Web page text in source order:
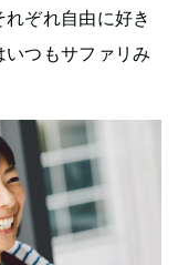
ぞれ自由に好き
つもサファリみ